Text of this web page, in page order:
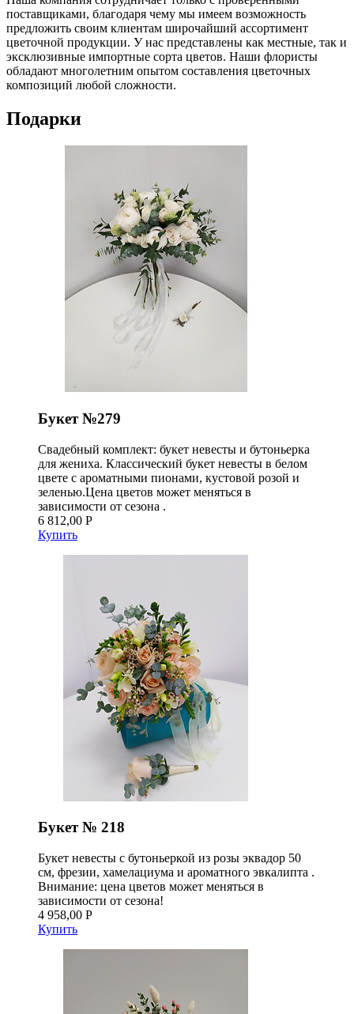
поставщиками, благодаря чему мы имеем возможность
предложить своим клиентам широчайший ассортимент
цветочной продукции. У нас представлены как местные, так и
эксклюзивные импортные сорта цветов. Наши флористы
обладают многолетним опытом составления цветочных
композиций любой сложности.
Подарки
Букет №279
Свадебный комплект: букет невесты и бутоньерка
для жениха. Классический букет невесты в белом
цвете с ароматными пионами, кустовой розой и
зеленью.Цена цветов может меняться в
зависимости от сезона .
6 812,00 Р
Купить
Букет № 218
Букет невесты с бутоньеркой из розы эквадор 50
см, фрезии, хамелациума и ароматного эвкалипта .
Внимание: цена цветов может меняться в
зависимости от сезона!
4 958,00 Р
Купить